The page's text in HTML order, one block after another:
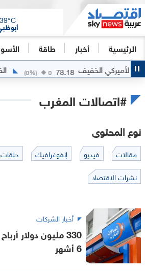
الرئيسية أخبار طاقة
39°C
الأميركي الخفيف 78.18
0
(0%)
#اتصالات المغرب
نوع المحتوى
مقالات فيديو إنفوغرافيك حلقات
نشرات الاقتصاد
أخبار الشركات
330 مليون دولار
6 أشهر